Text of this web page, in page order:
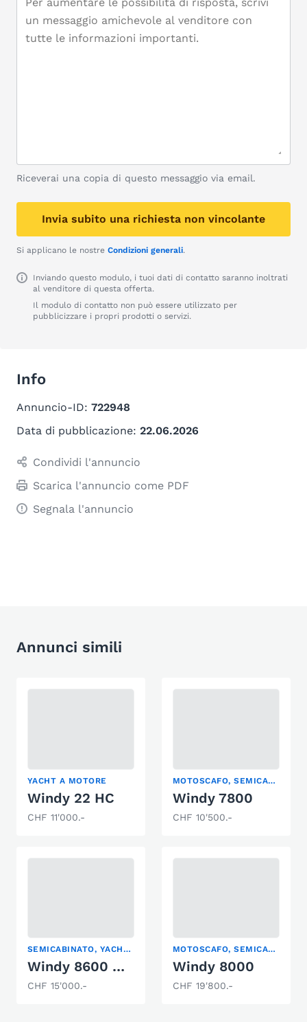
Riceverai una copia di questo messaggio via email.
Invia subito una richiesta non vincolante
Si applicano le nostre Condizioni generali.
Inviando questo modulo, i tuoi dati di contatto saranno inoltrati
al venditore di questa offerta.
Il modulo di contatto non può essere utilizzato per
pubblicizzare i propri prodotti o servizi.
Info
Annuncio-ID: 722948
Data di pubblicazione: 22.06.2026
Condividi l'annuncio
Scarica l'annuncio come PDF
Segnala l'annuncio
Annunci simili
YACHT A MOTORE
Windy 22 HC
CHF 11'000.-
MOTOSCAFO, SEMICABINATO, YACHT A MOTORE
Windy 7800
CHF 10'500.-
SEMICABINATO, YACHT A MOTORE
Windy 8600 MC/84
CHF 15'000.-
MOTOSCAFO, SEMICABINATO, YACHT A MOTORE
Windy 8000
CHF 19'800.-